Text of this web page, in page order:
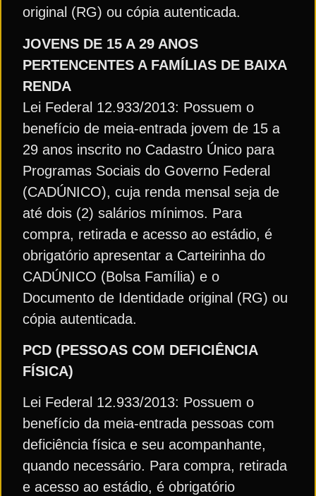
original (RG) ou cópia autenticada.
JOVENS DE 15 A 29 ANOS
PERTENCENTES A FAMÍLIAS DE BAIXA
RENDA
Lei Federal 12.933/2013: Possuem o
benefício de meia-entrada jovem de 15 a
29 anos inscrito no Cadastro Único para
Programas Sociais do Governo Federal
(CADÚNICO), cuja renda mensal seja de
até dois (2) salários mínimos. Para
compra, retirada e acesso ao estádio, é
obrigatório apresentar a Carteirinha do
CADÚNICO (Bolsa Família) e o
Documento de Identidade original (RG) ou
cópia autenticada.
PCD (PESSOAS COM DEFICIÊNCIA
FÍSICA)
Lei Federal 12.933/2013: Possuem o
benefício da meia-entrada pessoas com
deficiência física e seu acompanhante,
quando necessário. Para compra, retirada
e acesso ao estádio, é obrigatório